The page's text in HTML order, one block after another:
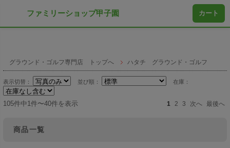
グラウンド・ゴルフ専門店 トップへ ハタチ グラウンド・ゴルフ
表示切替： 並び順： 在庫：
105件中1件〜40件を表示 1 2 3 次へ 最後へ
商品一覧
ファミリーショップ甲子園 カート